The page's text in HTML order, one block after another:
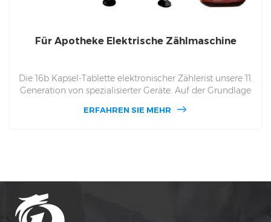
Für Apotheke Elektrische Zählmaschine
Die 16b Kapsel-Tablette elektronischer Zählerist unsere 11.
Generation von spezialisierter Geräte. Auf der Grundlage
Arbeitnehmern hat unsere Gruppe die 16b Elektronische
ERFAHREN SIE MEHR